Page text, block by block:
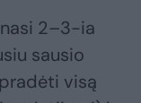
2–3-ia
sausio
visą